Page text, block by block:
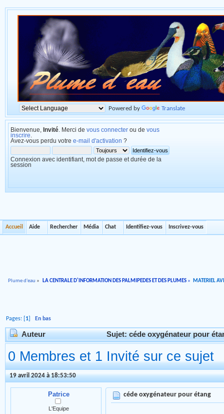
Powered by Translate
Bienvenue, Invité . Merci de vous connecter ou de vous
inscrire
Avez-vous perdu votre e-mail d'activation ?
Connexion avec identifiant, mot de passe et durée de la
session
Accueil Aide Rechercher Média Chat Identifiez-vous Inscrivez-vous
Plume d'eau » LA CENTRALE D'INFORMATION DES PALMIPEDES ET DES PLUMES » MATERIEL
Pages: [ 1 ]En bas
Auteur Sujet: céde oxygénateur pour
0 Membres et 1 Invité sur ce sujet
19 avril 2024 à 18:53:50
Patrice
L'Equipe
céde oxygénateur pour étang